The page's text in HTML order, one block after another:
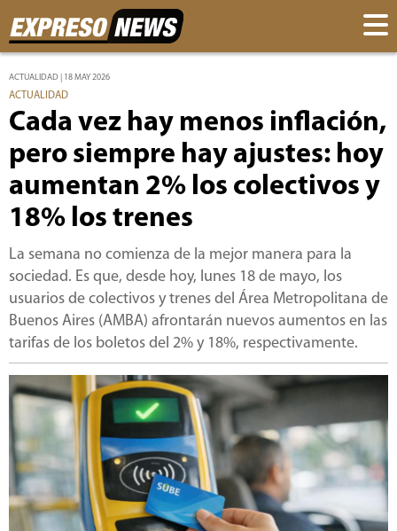
ACTUALIDAD | 18 MAY 2026
ACTUALIDAD
Cada vez hay menos inflación,
pero siempre hay ajustes: hoy
aumentan 2% los colectivos y
18% los trenes
La semana no comienza de la mejor manera para la
sociedad. Es que, desde hoy, lunes 18 de mayo, los
usuarios de colectivos y trenes del Área Metropolitana de
Buenos Aires (AMBA) afrontarán nuevos aumentos en las
tarifas de los boletos del 2% y 18%, respectivamente.